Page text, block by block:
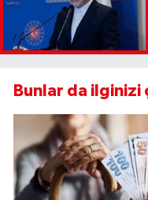
Bunlar da ilginizi